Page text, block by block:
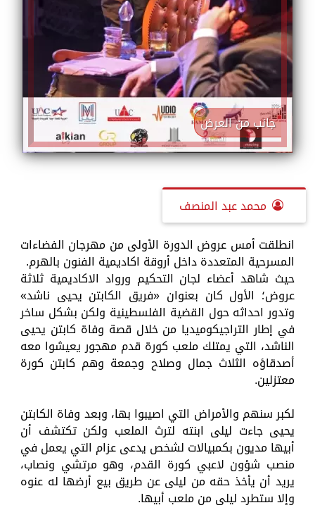
جانب من العرض
محمد عبد المنصف
انطلقت أمس عروض الدورة الأولى من مهرجان الفضاءات
المسرحية المتعددة داخل أروقة اكاديمية الفنون بالهرم.
حيث شاهد أعضاء لجان التحكيم ورواد الاكاديمية ثلاثة
عروض؛ الأول كان بعنوان «فريق الكابتن يحيى ناشد»
وتدور احداثه حول القضية الفلسطينية ولكن بشكل ساخر
في إطار التراجيكوميديا من خلال قصة وفاة كابتن يحيى
الناشد، التي يمتلك ملعب كورة قدم مهجور يعيشوا معه
أصدقاؤه الثلاث جمال وصلاح وجمعة وهم كابتن كورة
معتزلين.
لكبر سنهم والأمراض التي اصيبوا بها، وبعد وفاة الكابتن
يحيى جاءت ليلى ابنته لترث الملعب ولكن تكتشف أن
أبيها مديون بكمبيالات لشخص يدعى عزام التي يعمل في
منصب شؤون لاعبي كورة القدم، وهو مرتشي ونصاب،
يريد أن يأخذ حقه من ليلى عن طريق بيع أرضها له عنوه
وإلا ستطرد ليلى من ملعب أبيها.